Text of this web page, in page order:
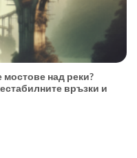
над реки?
връзки и